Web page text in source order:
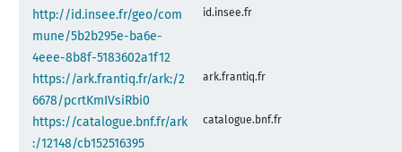
http://id.insee.fr/geo/com
mune/5b2b295e-ba6e-
4eee-8b8f-5183602a1f12
id.insee.fr
https://ark.frantiq.fr/ark:/2
6678/pcrtKmIVsiRbi0
ark.frantiq.fr
https://catalogue.bnf.fr/ark
:/12148/cb152516395
catalogue.bnf.fr